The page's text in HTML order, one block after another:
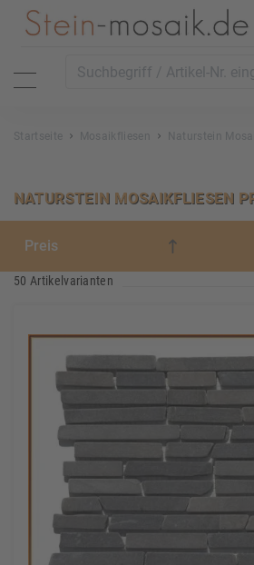
Startseite Mosaikfliesen Naturstein
NATURSTEIN MOSAIKFLIESEN
50 Artikelvarianten